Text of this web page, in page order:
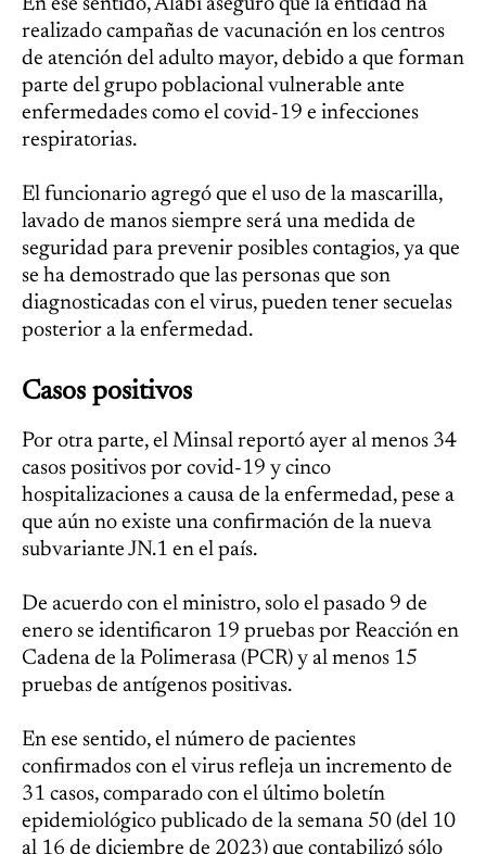
En ese sentido, Alabi aseguró que la entidad ha
realizado campañas de vacunación en los centros
de atención del adulto mayor, debido a que forman
parte del grupo poblacional vulnerable ante
enfermedades como el covid-19 e infecciones
respiratorias.
El funcionario agregó que el uso de la mascarilla,
lavado de manos siempre será una medida de
seguridad para prevenir posibles contagios, ya que
se ha demostrado que las personas que son
diagnosticadas con el virus, pueden tener secuelas
posterior a la enfermedad.
Casos positivos
Por otra parte, el Minsal reportó ayer al menos 34
casos positivos por covid-19 y cinco
hospitalizaciones a causa de la enfermedad, pese a
que aún no existe una confirmación de la nueva
subvariante JN.1 en el país.
De acuerdo con el ministro, solo el pasado 9 de
enero se identificaron 19 pruebas por Reacción en
Cadena de la Polimerasa (PCR) y al menos 15
pruebas de antígenos positivas.
En ese sentido, el número de pacientes
confirmados con el virus refleja un incremento de
31 casos, comparado con el último boletín
epidemiológico publicado de la semana 50 (del 10
al 16 de diciembre de 2023) que contabilizó sólo